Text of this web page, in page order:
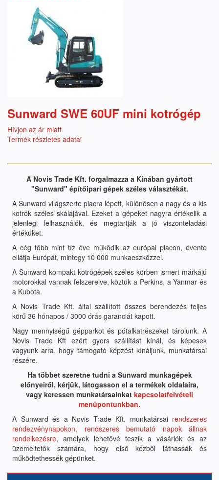
Sunward SWE 60UF mini kotrógép
Hívjon az ár miatt
Termék részletes adatai
A Novis Trade Kft. forgalmazza a Kínában gyártott
"Sunward" építőipari gépek széles választékát.
A Sunward világszerte piacra lépett, különösen a nagy és a kis
kotrók széles skálájával. Ezeket a gépeket nagyra értékelik a
jelenlegi felhasználók, és megtartják a jó viszonteladási
értéküket.
A cég több mint tíz éve működik az európai piacon, évente
ellátja Európát, mintegy 10 000 munkaeszközzel.
A Sunward kompakt kotrógépek széles körben ismert márkájú
motorokkal vannak felszerelve, köztük a Perkins, a Yanmar és
a Kubota.
A Novis Trade Kft. által szállított összes berendezés teljes
körű 36 hónapos / 3000 órás garanciát kapott.
Nagy mennyiségű gépparkot és pótalkatrészeket tárolunk. A
Novis Trade Kft ezért gyors szállítást kínál, és képesek
vagyunk arra, hogy támogató képzést kínáljunk, munkatársai
részére.
Ha többet szeretne tudni a Sunward munkagépek
előnyeiről, kérjük, látogasson el a termékek oldalaira,
vagy keressen munkatársainkat kapcsolatfelvételi
menüpontunkban.
A Sunward és a Novis Trade Kft. munkatársai rendszeres
rendezvénynapokon, rendszeres bemutató napok állnak
rendelkezésre, amelyek lehetővé teszik a vásárlók és az
üzemeltetők számára, hogy első kézből láthassák és
működtethessék gépünket.